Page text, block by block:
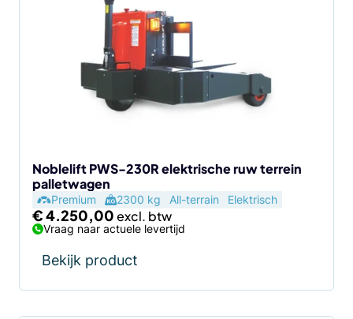
Noblelift PWS-230R elektrische ruw terrein
palletwagen
Premium 2300 kg All-terrain Elektrisch
€4.250,00
Vraag naar actuele levertijd
Bekijk product